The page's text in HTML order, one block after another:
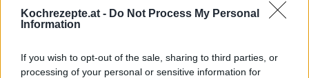
Kochrezepte.at - Do Not Process My Personal
Information
If you wish to opt-out of the sale, sharing to third parties, or
processing of your personal or sensitive information for